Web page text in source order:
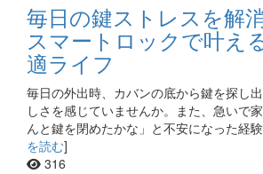
毎日の鍵ストレスを解
スマートロックで叶え
適ライフ
毎日の外出時、カバンの底から鍵を探し
しさを感じていませんか。また、急いで
んと鍵を閉めたかな」と不安になった経
を読む]
316